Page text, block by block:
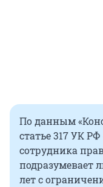
По данным
статье 317 УК
сотрудника
подразумевает
лет с